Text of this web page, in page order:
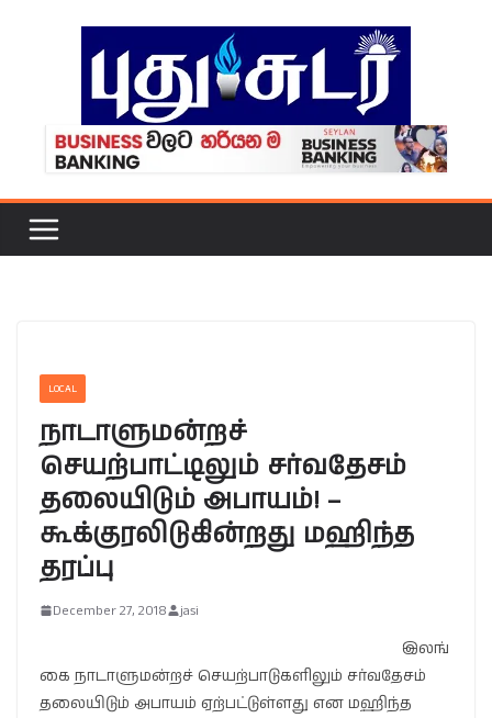
LOCAL
நாடாளுமன்றச்
செயற்பாட்டிலும் சர்வதேசம்
தலையிடும் அபாயம்! –
கூக்குரலிடுகின்றது மஹிந்த
தரப்பு
December 27, 2018 jasi
இலங்
கை நாடாளுமன்றச் செயற்பாடுகளிலும் சர்வதேசம்
தலையிடும் அபாயம் ஏற்பட்டுள்ளது என மஹிந்த